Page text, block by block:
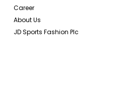
Career
About Us
JD Sports Fashion Plc